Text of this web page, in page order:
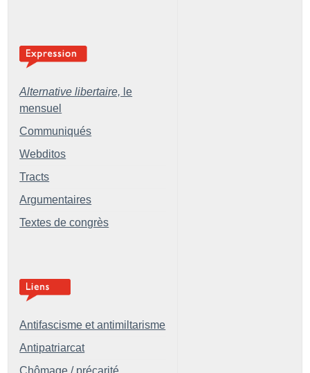
Alternative libertaire, le
mensuel
Communiqués
Webditos
Tracts
Argumentaires
Textes de congrès
Antifascisme et antimiltarisme
Antipatriarcat
Chômage / précarité